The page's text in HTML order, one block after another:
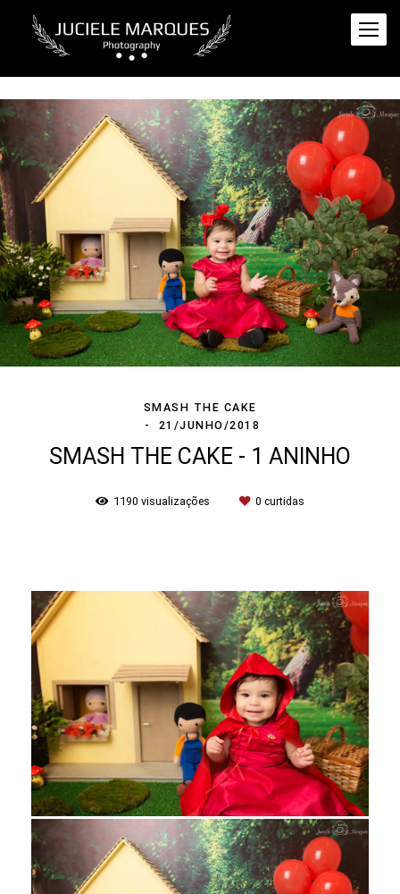
SMASH THE CAKE
21/JUNHO/2018
SMASH THE CAKE - 1 ANINHO
1190 visualizações 0 curtidas